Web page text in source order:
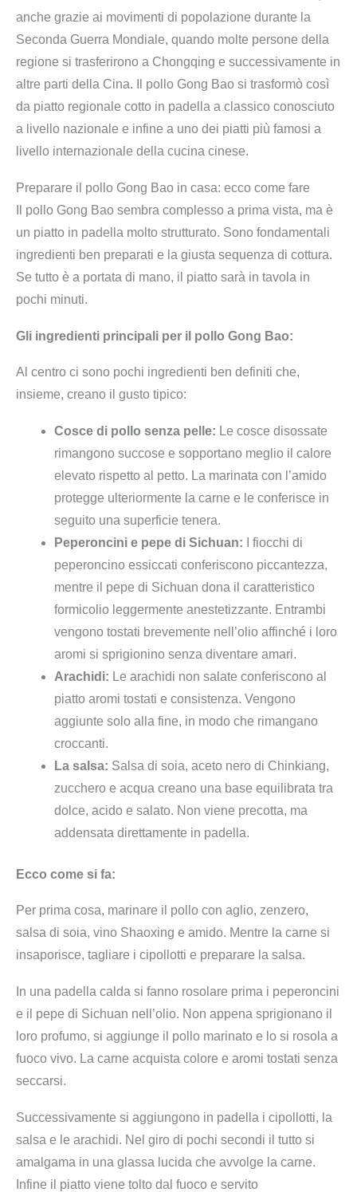
anche grazie ai movimenti di popolazione durante la
Seconda Guerra Mondiale, quando molte persone della
regione si trasferirono a Chongqing e successivamente in
altre parti della Cina. Il pollo Gong Bao si trasformò così
da piatto regionale cotto in padella a classico conosciuto
a livello nazionale e infine a uno dei piatti più famosi a
livello internazionale della cucina cinese.
Preparare il pollo Gong Bao in casa: ecco come fare
Il pollo Gong Bao sembra complesso a prima vista, ma è
un piatto in padella molto strutturato. Sono fondamentali
ingredienti ben preparati e la giusta sequenza di cottura.
Se tutto è a portata di mano, il piatto sarà in tavola in
pochi minuti.
Gli ingredienti principali per il pollo Gong Bao:
Al centro ci sono pochi ingredienti ben definiti che,
insieme, creano il gusto tipico:
Cosce di pollo senza pelle: Le cosce disossate
rimangono succose e sopportano meglio il calore
elevato rispetto al petto. La marinata con l’amido
protegge ulteriormente la carne e le conferisce in
seguito una superficie tenera.
Peperoncini e pepe di Sichuan:
I fiocchi di
peperoncino essiccati conferiscono piccantezza,
mentre il pepe di Sichuan dona il caratteristico
formicolio leggermente anestetizzante. Entrambi
vengono tostati brevemente nell’olio affinché i loro
aromi si sprigionino senza diventare amari.
Arachidi: Le arachidi non salate conferiscono al
piatto aromi tostati e consistenza. Vengono
aggiunte solo alla fine, in modo che rimangano
croccanti.
La salsa: Salsa di soia, aceto nero di Chinkiang,
zucchero e acqua creano una base equilibrata tra
dolce, acido e salato. Non viene precotta, ma
addensata direttamente in padella.
Ecco come si fa:
Per prima cosa, marinare il pollo con aglio, zenzero,
salsa di soia, vino Shaoxing e amido. Mentre la carne si
insaporisce, tagliare i cipollotti e preparare la salsa.
In una padella calda si fanno rosolare prima i peperoncini
e il pepe di Sichuan nell’olio. Non appena sprigionano il
loro profumo, si aggiunge il pollo marinato e lo si rosola a
fuoco vivo. La carne acquista colore e aromi tostati senza
seccarsi.
Successivamente si aggiungono in padella i cipollotti, la
salsa e le arachidi. Nel giro di pochi secondi il tutto si
amalgama in una glassa lucida che avvolge la carne.
Infine il piatto viene tolto dal fuoco e servito